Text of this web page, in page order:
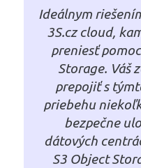
Ideálnym
3S.cz cloud,
preniesť
Storage. Váš
prepojiť s
priebehu
bezpečne
dátových
S3 Object